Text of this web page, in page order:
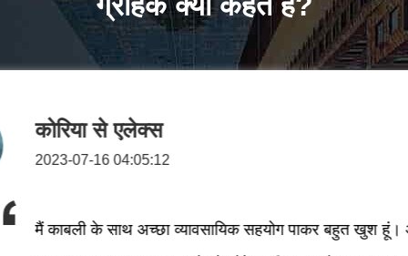
भारत से याबुई
2023-07-16 04:23:50
मैंने जून 2023 में आपके कारखाने का दौरा किया था। आपका